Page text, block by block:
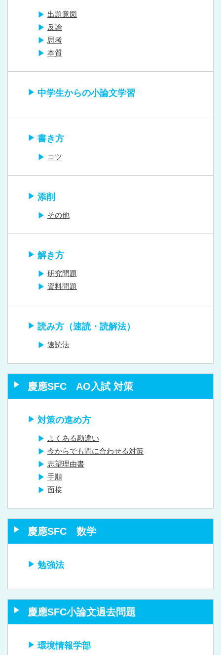
出題意図
反論
思考
本質
中学生からの小論文学習
書き方
コツ
添削
その他
解き方
研究問題
資料問題
読み方（速読・読解法）
速読法
慶應SFC AO入試 対策
対策の進め方
よくある勘違い
今からでも間に合わせる対策
志望理由書
手順
面接
慶應SFC 数学
勉強法
慶應SFC小論文過去問題
環境情報学部